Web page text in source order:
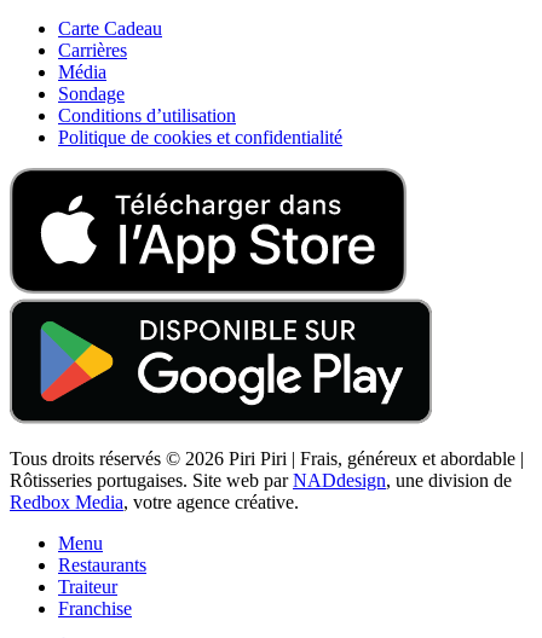
Carte Cadeau
Carrières
Média
Sondage
Conditions d’utilisation
Politique de cookies et confidentialité
Tous droits réservés © 2026 Piri Piri | Frais, généreux et abordable |
Rôtisseries portugaises. Site web parNADdesign, une division de
Redbox Media, votre agence créative.
Menu
Restaurants
Traiteur
Franchise